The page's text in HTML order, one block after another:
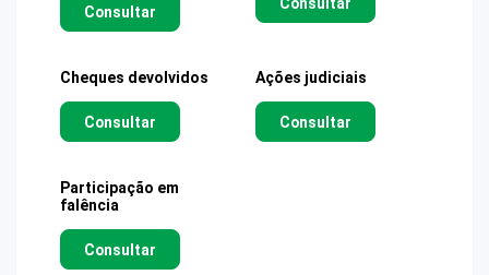
Consultar
Cheques devolvidos
Consultar
Ações judiciais
Consultar
Participação em
falência
Consultar